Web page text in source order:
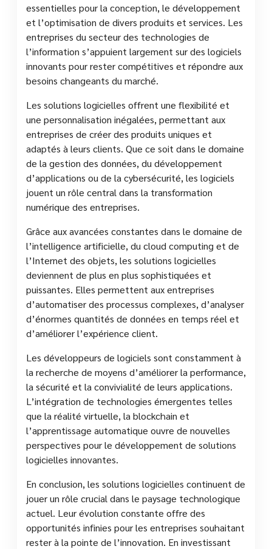
essentielles pour la conception, le développement
et l’optimisation de divers produits et services. Les
entreprises du secteur des technologies de
l’information s’appuient largement sur des logiciels
innovants pour rester compétitives et répondre aux
besoins changeants du marché.
Les solutions logicielles offrent une flexibilité et
une personnalisation inégalées, permettant aux
entreprises de créer des produits uniques et
adaptés à leurs clients. Que ce soit dans le domaine
de la gestion des données, du développement
d’applications ou de la cybersécurité, les logiciels
jouent un rôle central dans la transformation
numérique des entreprises.
Grâce aux avancées constantes dans le domaine de
l’intelligence artificielle, du cloud computing et de
l’Internet des objets, les solutions logicielles
deviennent de plus en plus sophistiquées et
puissantes. Elles permettent aux entreprises
d’automatiser des processus complexes, d’analyser
d’énormes quantités de données en temps réel et
d’améliorer l’expérience client.
Les développeurs de logiciels sont constamment à
la recherche de moyens d’améliorer la performance,
la sécurité et la convivialité de leurs applications.
L’intégration de technologies émergentes telles
que la réalité virtuelle, la blockchain et
l’apprentissage automatique ouvre de nouvelles
perspectives pour le développement de solutions
logicielles innovantes.
En conclusion, les solutions logicielles continuent de
jouer un rôle crucial dans le paysage technologique
actuel. Leur évolution constante offre des
opportunités infinies pour les entreprises souhaitant
rester à la pointe de l’innovation. En investissant